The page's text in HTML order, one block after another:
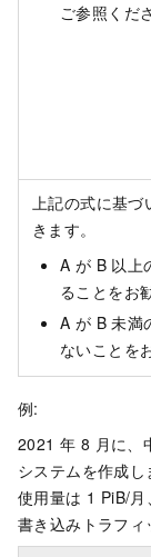
ご参照くだ
上記の式に基づ
きます。
A が B 以上
ることをお
A が B 未満
ないことを
例:
2021 年 8 月に、
システムを作成
使用量は 1 PiB/
書き込みトラフィ